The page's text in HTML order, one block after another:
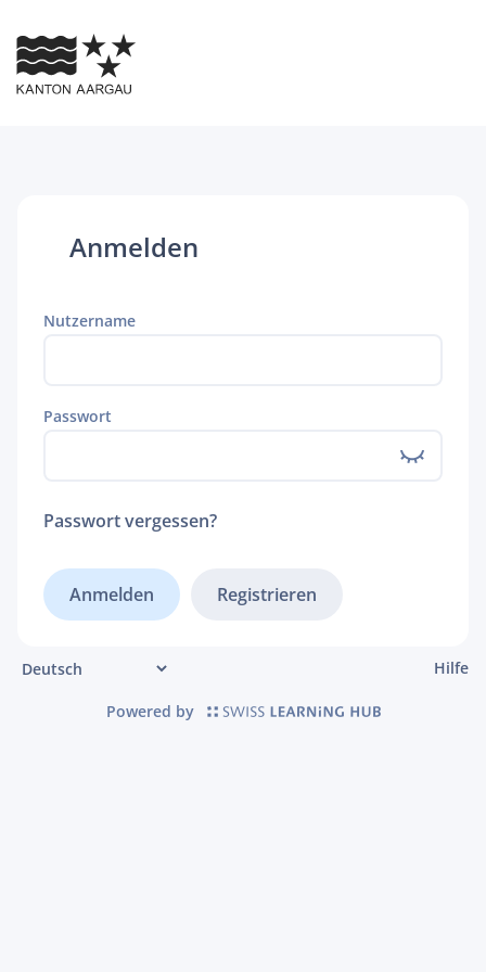
Anmelden
Nutzername
Passwort
Passwort vergessen?
Registrieren
Hilfe
Powered by